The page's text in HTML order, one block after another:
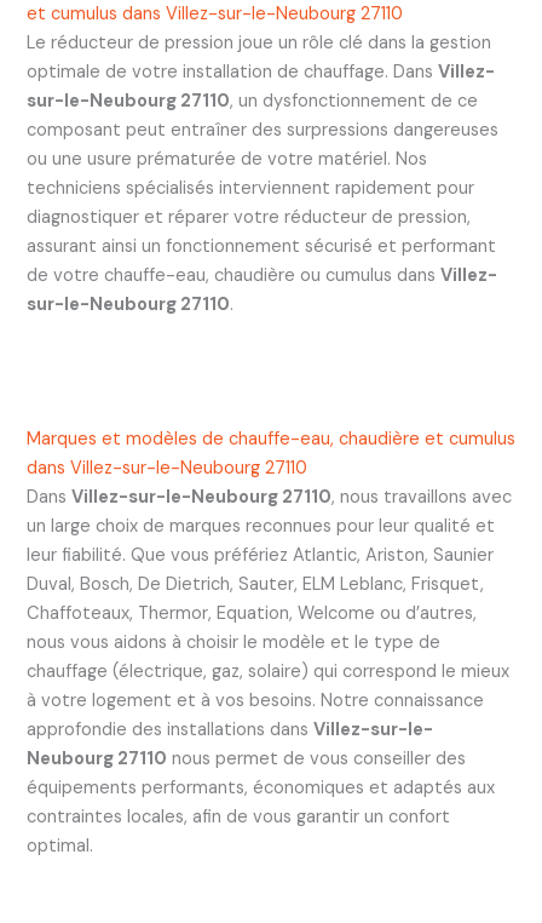
et cumulus dans Villez-sur-le-Neubourg 27110
Le réducteur de pression joue un rôle clé dans la gestion
optimale de votre installation de chauffage. Dans Villez-
sur-le-Neubourg 27110, un dysfonctionnement de ce
composant peut entraîner des surpressions dangereuses
ou une usure prématurée de votre matériel. Nos
techniciens spécialisés interviennent rapidement pour
diagnostiquer et réparer votre réducteur de pression,
assurant ainsi un fonctionnement sécurisé et performant
de votre chauffe-eau, chaudière ou cumulus dans Villez-
sur-le-Neubourg 27110.
Marques et modèles de chauffe-eau, chaudière et cumulus
dans Villez-sur-le-Neubourg 27110
Dans Villez-sur-le-Neubourg 27110, nous travaillons avec
un large choix de marques reconnues pour leur qualité et
leur fiabilité. Que vous préfériez Atlantic, Ariston, Saunier
Duval, Bosch, De Dietrich, Sauter, ELM Leblanc, Frisquet,
Chaffoteaux, Thermor, Equation, Welcome ou d’autres,
nous vous aidons à choisir le modèle et le type de
chauffage (électrique, gaz, solaire) qui correspond le mieux
à votre logement et à vos besoins. Notre connaissance
approfondie des installations dans Villez-sur-le-
Neubourg 27110 nous permet de vous conseiller des
équipements performants, économiques et adaptés aux
contraintes locales, afin de vous garantir un confort
optimal.